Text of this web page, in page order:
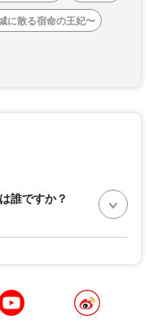
に散る宿命の王妃〜
誰ですか？